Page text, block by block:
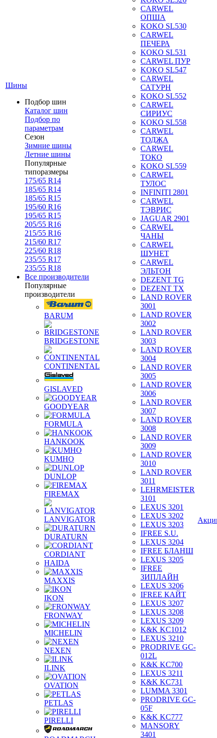
Шины
Подбор шин
Каталог шин
Подбор по
параметрам
Сезон
Зимние шины
Летние шины
Популярные
типоразмеры
175/65 R14
185/65 R14
185/65 R15
195/60 R16
195/65 R15
205/55 R16
215/55 R16
215/60 R17
225/60 R18
235/55 R17
235/55 R18
Все производители
Популярные
производители
BARUM
BRIDGESTONE
CONTINENTAL
GISLAVED
GOODYEAR
FORMULA
HANKOOK
KUMHO
DUNLOP
FIREMAX
LANVIGATOR
DURATURN
CORDIANT
HAIDA
MAXXIS
IKON
FRONWAY
MICHELIN
NEXEN
ILINK
OVATION
PETLAS
PIRELLI
CARWEL
ОПША
KOKO SL530
CARWEL
ПЕЧЕРА
KOKO SL531
CARWEL ПУР
KOKO SL547
CARWEL
САТУРН
KOKO SL552
CARWEL
СИРИУС
KOKO SL558
CARWEL
ТОДЖА
CARWEL
ТОКО
KOKO SL559
CARWEL
ТУЛОС
INFINITI 2801
CARWEL
ТЭВРИС
JAGUAR 2901
CARWEL
ЧАНЫ
CARWEL
ШУНЕТ
CARWEL
ЭЛЬТОН
DEZENT TG
DEZENT TX
LAND ROVER
3001
LAND ROVER
3002
LAND ROVER
3003
LAND ROVER
3004
LAND ROVER
3005
LAND ROVER
3006
LAND ROVER
3007
LAND ROVER
3008
LAND ROVER
3009
LAND ROVER
3010
LAND ROVER
3011
LEHRMEISTER
3101
LEXUS 3201
LEXUS 3202
LEXUS 3203
IFREE S.U.
LEXUS 3204
IFREE БЛАНШ
LEXUS 3205
IFREE
ЗИПЛАЙН
LEXUS 3206
IFREE КАЙТ
LEXUS 3207
LEXUS 3208
LEXUS 3209
K&K KC1012
LEXUS 3210
PRODRIVE GC-
012L
K&K KC700
LEXUS 3211
K&K KC731
LUMMA 3301
PRODRIVE GC-
05F
K&K KC777
MANSORY
3401